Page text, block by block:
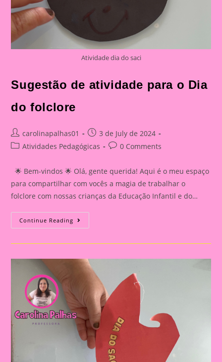
Atividade dia do saci
Sugestão de atividade para o Dia
do folclore
Post
author:
carolinapalhas01
Post
published:
3 de July de 2024
PostAtividades Pedagógicas
Post0 Comments
🌟 Bem-vindos 🌟 Olá, gente querida! Aqui é o meu espaço
para compartilhar com vocês a magia de trabalhar o
folclore com nossas crianças da Educação Infantil e do…
Continue Reading Sugestão
De
Para
Do
Folclore